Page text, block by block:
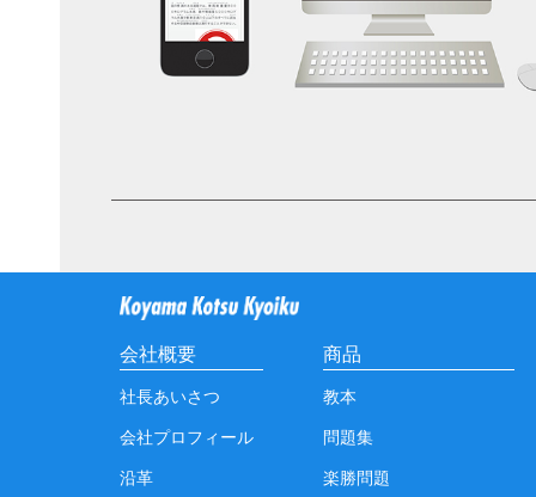
会社概要
社長あいさつ
会社プロフィール
沿革
商品
教本
問題集
楽勝問題